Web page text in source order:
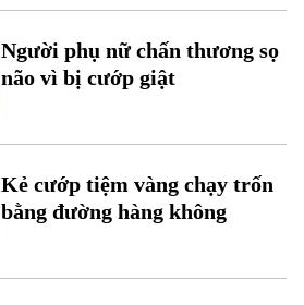
Người phụ nữ chấn thương sọ
não vì bị cướp giật
Kẻ cướp tiệm vàng chạy trốn
bằng đường hàng không